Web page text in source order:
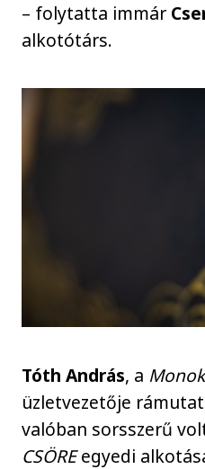
– folytatta immár
alkotótárs.
Tóth András, a
üzletvezetője
valóban sorsszerű
CSÖREegyedi